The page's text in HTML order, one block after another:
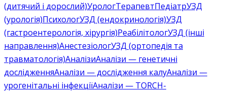
(дитячий і дорослий)УрологТерапевтПедіатрУЗД
(урологія)ПсихологУЗД (ендокринологія)УЗД
(гастроентерологія, хірургія)РеабілітологУЗД (інші
направлення)АнестезіологУЗД (ортопедія та
травматологія)АналізиАналізи — генетичні
дослідженняАналізи — дослідження калуАналізи —
урогенітальні інфекціїАналізи — TORCH-